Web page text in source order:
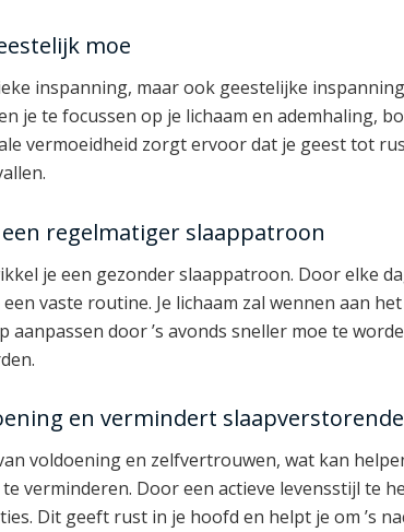
moe
inspanning, maar ook geestelijke
je te focussen op je lichaam en ademhaling,
vermoeidheid zorgt ervoor dat je geest tot
regelmatiger slaappatroon
je een gezonder slaappatroon. Door elke
vaste routine. Je lichaam zal wennen aan
door ’s avonds sneller moe te
en vermindert
voldoening en zelfvertrouwen, wat kan
verminderen. Door een actieve levensstijl te
Dit geeft rust in je hoofd en helpt je om ’s